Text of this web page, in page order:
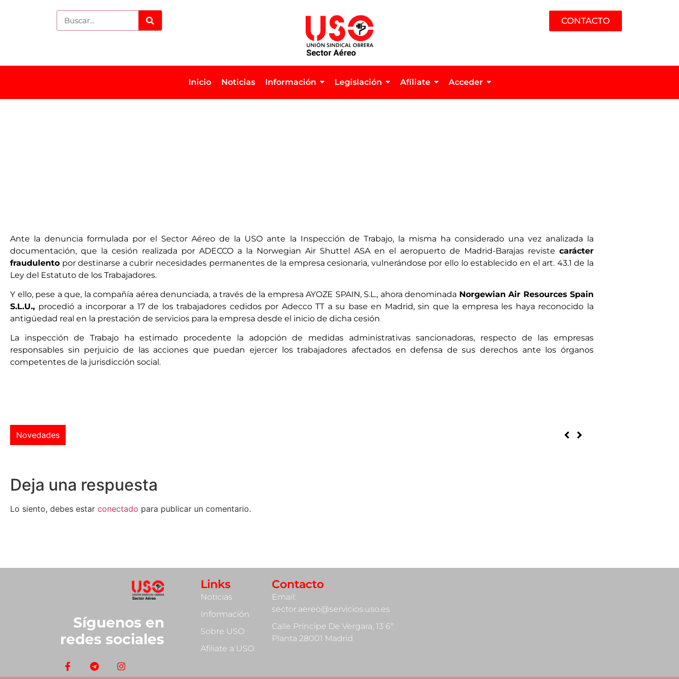
CONTACTO
Inicio Noticias Información Legislación Afíliate Acceder
Ante la denuncia formulada por el Sector Aéreo de la USO ante la Inspección de Trabajo, la misma ha considerado una vez analizada la
documentación, que la cesión realizada por ADECCO a la Norwegian Air Shuttel ASA en el aeropuerto de Madrid-Barajas reviste carácter
fraudulento por destinarse a cubrir necesidades permanentes de la empresa cesionaria, vulnerándose por ello lo establecido en el art. 43.1 de la
Ley del Estatuto de los Trabajadores.
Y ello, pese a que, la compañía aérea denunciada, a través de la empresa AYOZE SPAIN, S.L., ahora denominada Norgewian Air Resources Spain
S.L.U., procedió a incorporar a 17 de los trabajadores cedidos por Adecco TT a su base en Madrid, sin que la empresa les haya reconocido la
antigüedad real en la prestación de servicios para la empresa desde el inicio de dicha cesión
La inspección de Trabajo ha estimado procedente la adopción de medidas administrativas sancionadoras, respecto de las empresas
responsables sin perjuicio de las acciones que puedan ejercer los trabajadores afectados en defensa de sus derechos ante los órganos
competentes de la jurisdicción social.
Novedades
Deja una respuesta
Lo siento, debes estar conectado para publicar un comentario.
Síguenos en
redes sociales
Links
Noticias
Información
Sobre USO
Afiliate a USO
Contacto
Email:
sector.aereo@servicios.uso.es
Calle Príncipe De Vergara, 13 6º
Planta 28001 Madrid